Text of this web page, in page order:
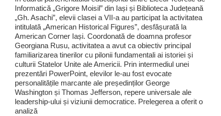
Informatică „Grigore Moisil” din Iași și Biblioteca Județeană
„Gh. Asachi”, elevii clasei a VII-a au participat la activitatea
intitulată „American Historical Figures”, desfășurată la
American Corner Iași. Coordonată de doamna profesor
Georgiana Rusu, activitatea a avut ca obiectiv principal
familiarizarea tinerilor cu pilonii fundamentali ai istoriei și
culturii Statelor Unite ale Americii. Prin intermediul unei
prezentări PowerPoint, elevilor le-au fost evocate
personalitățile marcante ale președinților George
Washington și Thomas Jefferson, repere universale ale
leadership-ului și viziunii democratice. Prelegerea a oferit o
analiză